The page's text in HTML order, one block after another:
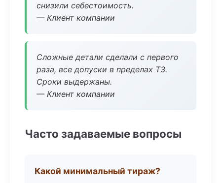
снизили себестоимость.
— Клиент компании
Сложные детали сделали с первого
раза, все допуски в пределах ТЗ.
Сроки выдержаны.
— Клиент компании
Часто задаваемые вопросы
Какой минимальный тираж?